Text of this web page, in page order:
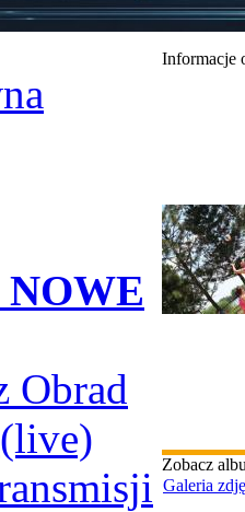
NOWE
Obrad
Informacje
Zobacz
Galeria